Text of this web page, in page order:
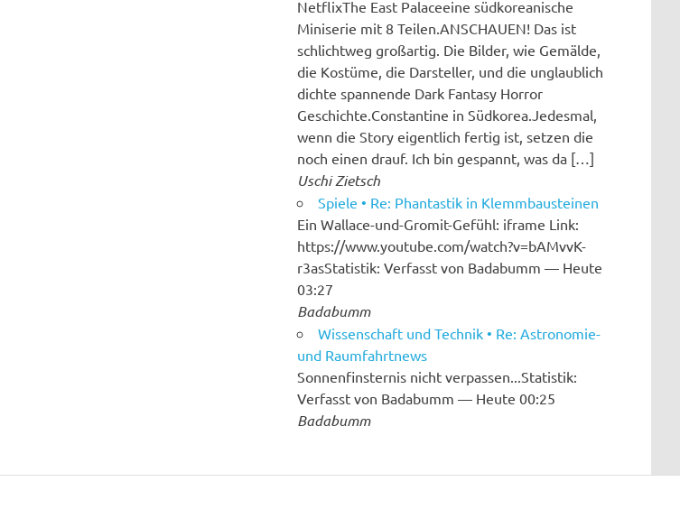
NetflixThe East Palaceeine südkoreanische
Miniserie mit 8 Teilen.ANSCHAUEN! Das ist
schlichtweg großartig. Die Bilder, wie Gemälde,
die Kostüme, die Darsteller, und die unglaublich
dichte spannende Dark Fantasy Horror
Geschichte.Constantine in Südkorea.Jedesmal,
wenn die Story eigentlich fertig ist, setzen die
noch einen drauf. Ich bin gespannt, was da […]
Uschi Zietsch
Spiele • Re: Phantastik in Klemmbausteinen
Ein Wallace-und-Gromit-Gefühl: iframe Link:
https://www.youtube.com/watch?v=bAMvvK-
r3asStatistik: Verfasst von Badabumm — Heute
03:27
Badabumm
Wissenschaft und Technik • Re: Astronomie-
und Raumfahrtnews
Sonnenfinsternis nicht verpassen...Statistik:
Verfasst von Badabumm — Heute 00:25
Badabumm